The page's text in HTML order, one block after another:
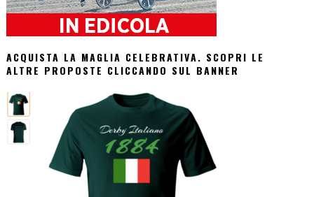
ACQUISTA LA MAGLIA CELEBRATIVA. SCOPRI LE
ALTRE PROPOSTE CLICCANDO SUL BANNER